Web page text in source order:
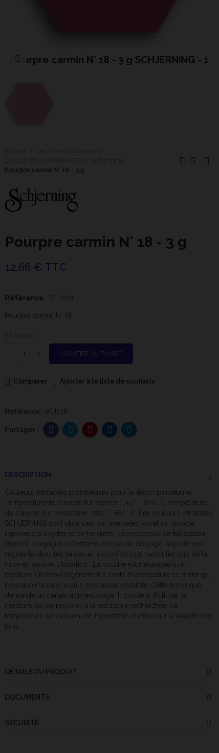
Pourpre carmin N° 18 - 3 g SCHJERNING - 1
Cliquer pour agrandir
Pourpre carmin N° 18 - 3 g
Pourpre carmin N° 18 - 3 g
12,66 € TTC
Référence : SCJ018
Pourpre carmin N° 18
En Stock
AJOUTER AU PANIER
Comparer Ajouter à la liste de souhaits
Reférence: SCJ018
DESCRIPTION
Couleurs vitrifiables plombeuses pour le décor porcelaine.
Température de cuisson sur faïence : 750° - 800° C Température
de cuisson sur porcelaine : 780° - 860° C. Les couleurs vitrifiables
SCHJERNING sont obtenues par une selection et un dosage
rigoureux d'oxydes et de fondants. Le processus de fabrication
élaboré, conjugué à l'extrême finesse de broyage, apporte une
régularité dans les teintes et un confort tout particulier lors de la
mise en oeuvre. Utilisation : La poudre est mélangée à un
medium. On broie légèrement à l'aide d'une spatule ce mélange
pour avoir la pâte la plus onctueuse possible. Cette technique
demande un certain apprentissage. Il convient d'utiliser le
médium qui correspond à la technique recherchée. La
température de cuisson est importante et influe sur la vivacité des
tons.
DÉTAILS DU PRODUIT
DOCUMENTS
SÉCURITÉ